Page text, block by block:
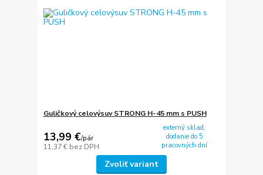
Guličkový celovýsuv STRONG H-45 mm s PUSH
13,99 €/pár
11,37 € bez DPH
externý sklad,
dodanie do 5
pracovných dní
Zvoliť variant